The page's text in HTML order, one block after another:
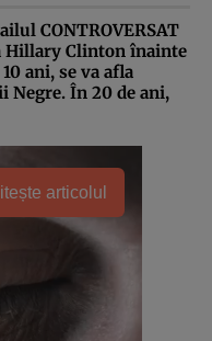
CONTROVERSAT
Hillary Clinton înainte
ani, se va afla
Negre. În 20 de ani,
articolul